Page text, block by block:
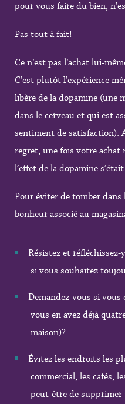
pour vous faire du bien,
Pas tout à fait!
Ce n’est pas l’achat lui-
C’est plutôt l’expérience
libère de la dopamine (une
dans le cerveau et qui est
sentiment de satisfaction).
regret, une fois votre achat
l’effet de la dopamine
Pour éviter de tomber
bonheur associé au
Résistez et
si vous souhaitez
Demandez-vous si vous
vous en avez déjà
maison)?
Évitez les endroits les
commercial, les cafés,
peut-être de supprimer